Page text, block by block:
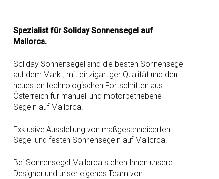
Spezialist für Soliday Sonnensegel auf
Mallorca.
Soliday Sonnensegel sind die besten Sonnensegel
auf dem Markt, mit einzigartiger Qualität und den
neuesten technologischen Fortschritten aus
Österreich für manuell und motorbetriebene
Segeln auf Mallorca.
Exklusive Ausstellung von maßgeschneiderten
Segel und festen Sonnensegeln auf Mallorca.
Bei Sonnensegel Mallorca stehen Ihnen unsere
Designer und unser eigenes Team von